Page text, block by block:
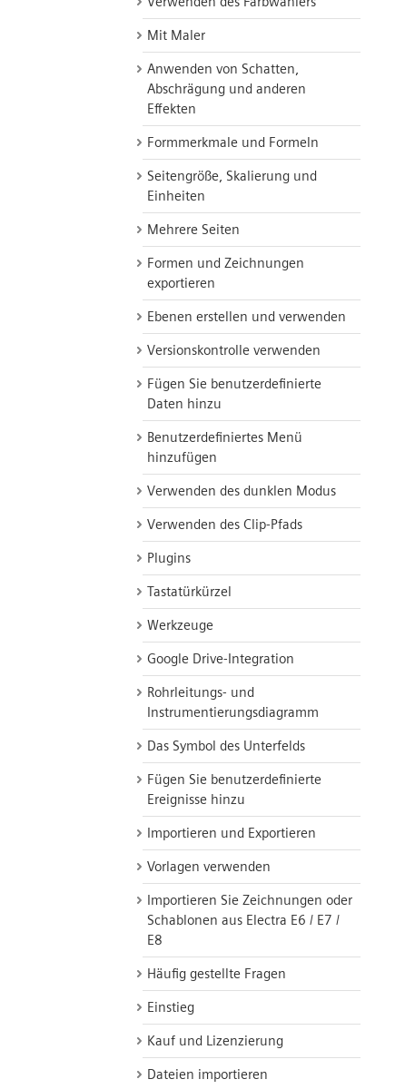
Mit Maler
Anwenden von Schatten,
Abschrägung und anderen
Effekten
Formmerkmale und Formeln
Seitengröße, Skalierung und
Einheiten
Mehrere Seiten
Formen und Zeichnungen
exportieren
Ebenen erstellen und verwenden
Versionskontrolle verwenden
Fügen Sie benutzerdefinierte
Daten hinzu
Benutzerdefiniertes Menü
hinzufügen
Verwenden des dunklen Modus
Verwenden des Clip-Pfads
Plugins
Tastatürkürzel
Werkzeuge
Google Drive-Integration
Rohrleitungs- und
Instrumentierungsdiagramm
Das Symbol des Unterfelds
Fügen Sie benutzerdefinierte
Ereignisse hinzu
Importieren und Exportieren
Vorlagen verwenden
Importieren Sie Zeichnungen oder
Schablonen aus Electra E6 / E7 /
E8
Häufig gestellte Fragen
Einstieg
Kauf und Lizenzierung
Dateien importieren